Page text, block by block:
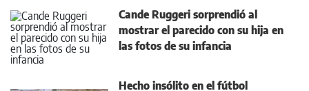
Cande Ruggeri sorprendió al
mostrar el parecido con su hija en
las fotos de su infancia
Hecho insólito en el fútbol